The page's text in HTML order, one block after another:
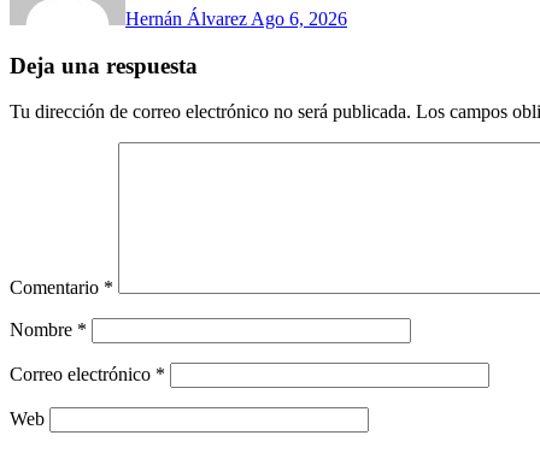
Hernán Álvarez Ago 6, 2026
Deja una respuesta
Tu dirección de correo electrónico no será publicada. Los campos
Comentario *
Nombre *
Correo electrónico *
Web